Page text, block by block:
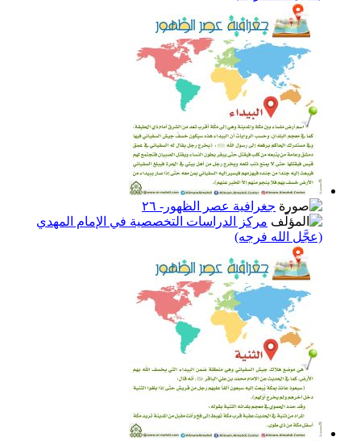
جغرافية عصر الظهور- ٢٦
مركز الدراسات التخصصية في الإمام المهدي
(عجَّل الله فرجه)